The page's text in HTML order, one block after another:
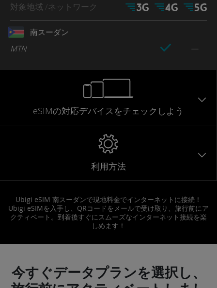
対象地域 /ネットワーク
南スーダン
MTN
eSIMの対応デバイスをチェックしよう
利用方法
Ubigi eSIM 南スーダンで現地料金でインターネットに接続！
Ubigi eSIMを入手し、QRコードをメールで受け取り、旅行前にア
クティベート。到着後すぐにスムーズなインターネット接続を楽
しめます！
今すぐデータプランを選択し、